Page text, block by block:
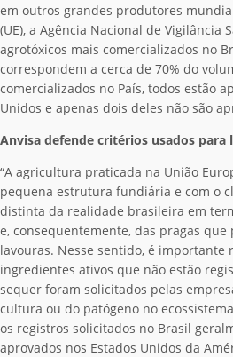
em outros grandes produtores
(UE), a Agência Nacional de Vigilância
agrotóxicos mais comercializados no
correspondem a cerca de 70% do
comercializados no País, todos estão
Unidos e apenas dois deles não são
Anvisa defende critérios usados para
“A agricultura praticada na União
pequena estrutura fundiária e com o
distinta da realidade brasileira em
e, consequentemente, das pragas
lavouras. Nesse sentido, é importante
ingredientes ativos que não estão
sequer foram solicitados pelas
cultura ou do patógeno no
os registros solicitados no Brasil
aprovados nos Estados Unidos da